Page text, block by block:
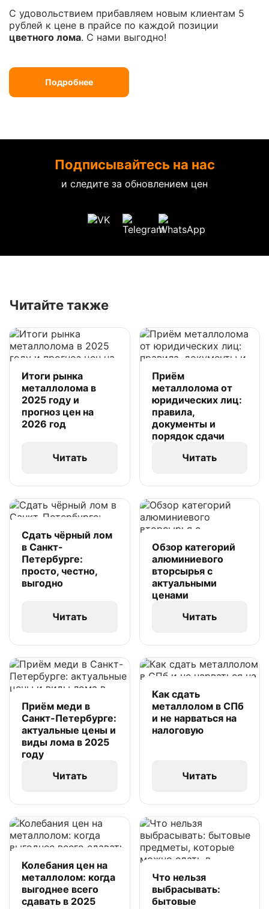
С удовольствием прибавляем новым клиентам 5
рублей к цене в прайсе по каждой позиции
цветного лома. С нами выгодно!
Подробнее
Подписывайтесь на нас
и следите за обновлением цен
Читайте также
Итоги рынка
металлолома в
2025 году и
прогноз цен на
2026 год
Читать
Приём
металлолома от
юридических лиц:
правила,
документы и
порядок сдачи
Читать
Сдать чёрный лом
в Санкт-
Петербурге:
просто, честно,
выгодно
Читать
Обзор категорий
алюминиевого
вторсырья с
актуальными
ценами
Читать
Приём меди в
Санкт-Петербурге:
актуальные цены и
виды лома в 2025
году
Читать
Как сдать
металлолом в СПб
и не нарваться на
налоговую
Читать
Колебания цен на
металлолом: когда
выгоднее всего
сдавать в 2025
Что нельзя
выбрасывать:
бытовые